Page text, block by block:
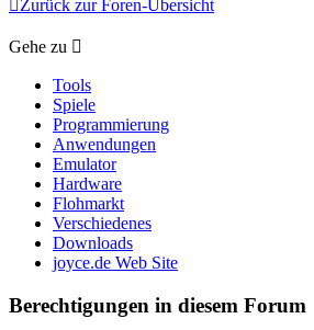
Zurück zur Foren-Übersicht
Gehe zu
Tools
Spiele
Programmierung
Anwendungen
Emulator
Hardware
Flohmarkt
Verschiedenes
Downloads
joyce.de Web Site
Berechtigungen in diesem Forum